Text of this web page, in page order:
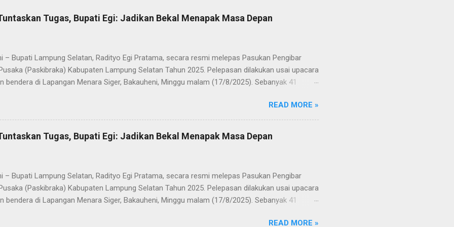
Tugas, Bupati Egi: Jadikan Bekal Menapak Masa Depan
– Bupati Lampung Selatan, Radityo Egi Pratama, secara resmi melepas Pasukan Pengibar
(Paskibraka) Kabupaten Lampung Selatan Tahun 2025. Pelepasan dilakukan usai upacara
bendera di Lapangan Menara Siger, Bakauheni, Minggu malam (17/8/2025). Sebanyak 41
Republik Indonesia di Kabupaten Lampung Selatan, kini resmi menuntaskan
Mereka dilepas dengan penuh apresiasi atas dedikasi, disiplin, dan semangat kebangsaan yang
sepanjang rangkaian acara. Dalam sambutannya, Bupati Egi menyampaikan rasa bangga dan
kepada seluruh anggota Paskibraka, jajaran Forkopimda, Ketua DPRD, pelatih, serta para
Atas n...
READ MORE »
Tugas, Bupati Egi: Jadikan Bekal Menapak Masa Depan
– Bupati Lampung Selatan, Radityo Egi Pratama, secara resmi melepas Pasukan Pengibar
(Paskibraka) Kabupaten Lampung Selatan Tahun 2025. Pelepasan dilakukan usai upacara
bendera di Lapangan Menara Siger, Bakauheni, Minggu malam (17/8/2025). Sebanyak 41
Republik Indonesia di Kabupaten Lampung Selatan, kini resmi menuntaskanREAD MORE »